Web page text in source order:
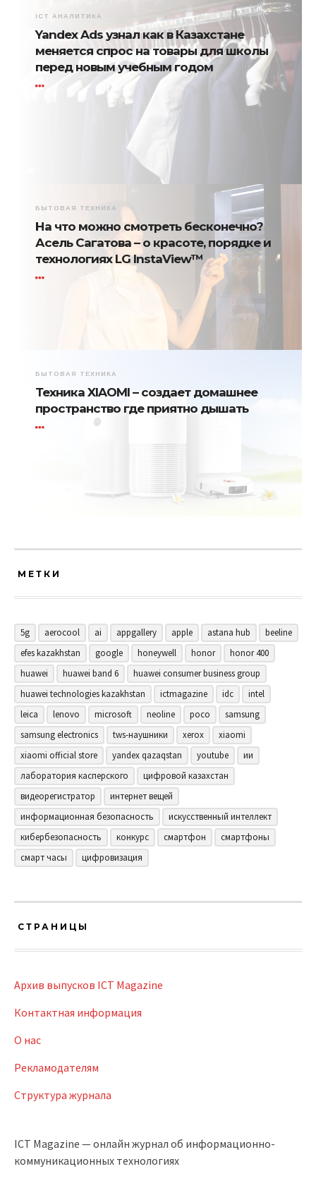
ICT АНАЛИТИКА
Yandex Ads узнал как в Казахстане
меняется спрос на товары для школы
перед новым учебным годом
БЫТОВАЯ ТЕХНИКА
На что можно смотреть бесконечно?
Асель Сагатова – о красоте, порядке и
технологиях LG InstaView™
БЫТОВАЯ ТЕХНИКА
Техника XIAOMI – создает домашнее
пространство где приятно дышать
МЕТКИ
5g aerocool ai appgallery apple astana hub
beeline
efes kazakhstan
google honeywell honor
honor 400
huawei
huawei band 6
huawei consumer business group
huawei technologies kazakhstan
ictmagazine idc
intel
leica
lenovo microsoft neoline poco
samsung
samsung electronics
tws-наушники xerox
xiaomi
xiaomi official store
yandex qazaqstan youtube
ии
лаборатория касперского
цифровой казахстан
видеорегистратор
интернет вещей
информационная безопасность
искусственный интеллект
кибербезопасность
конкурс смартфон
смартфоны
смарт часы
цифровизация
СТРАНИЦЫ
Архив выпусков ICT Magazine
Контактная информация
О нас
Рекламодателям
Структура журнала
ICT Magazine — онлайн журнал об информационно-
коммуникационных технологиях